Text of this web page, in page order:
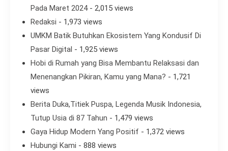
Pada Maret 2024- 2,015 views
Redaksi - 1,973 views
UMKM Batik Butuhkan Ekosistem Yang Kondusif Di
Pasar Digital - 1,925 views
Hobi di Rumah yang Bisa Membantu Relaksasi dan
Menenangkan Pikiran, Kamu yang Mana? - 1,721
views
Berita Duka,Titiek Puspa, Legenda Musik Indonesia,
Tutup Usia di 87 Tahun - 1,479 views
Gaya Hidup Modern Yang Positif - 1,372 views
Hubungi Kami - 888 views